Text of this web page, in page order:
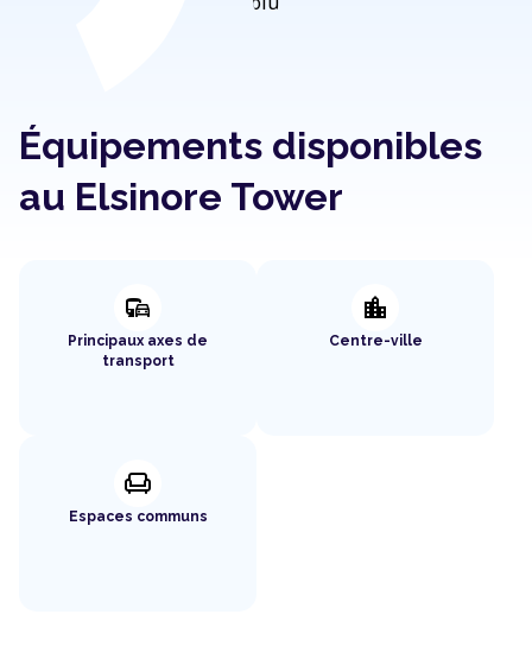
Équipements disponibles
au Elsinore Tower
commute
Principaux axes de
transport
location_city
Centre-ville
chair
Espaces communs